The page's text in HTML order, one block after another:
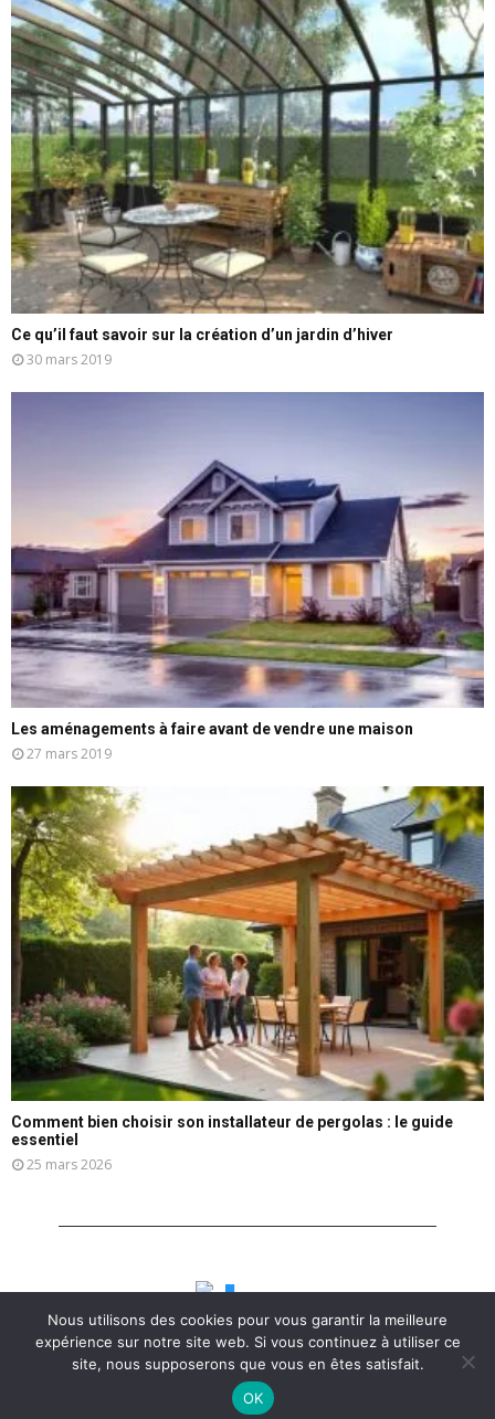
Ce qu’il faut savoir sur la création d’un jardin d’hiver
30 mars 2019
Les aménagements à faire avant de vendre une maison
27 mars 2019
Comment bien choisir son installateur de pergolas : le guide
essentiel
25 mars 2026
Nous utilisons des cookies pour vous garantir la meilleure
expérience sur notre site web. Si vous continuez à utiliser ce
site, nous supposerons que vous en êtes satisfait.
OK